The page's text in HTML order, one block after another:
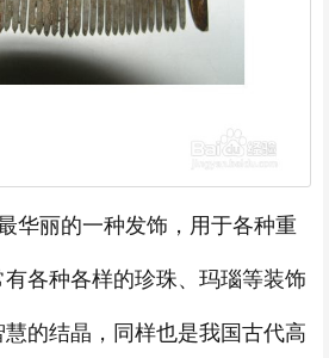
华丽的一种发饰，用于各种重
各种各样的珍珠、玛瑙等装饰
的结晶，同样也是我国古代高